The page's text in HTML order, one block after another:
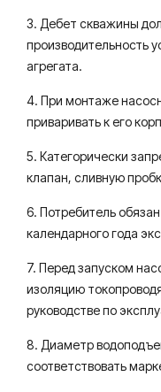
3. Дебет скважины
производительность
агрегата.
4. При монтаже
приваривать к его
5. Категорически
клапан, сливную
6. Потребитель
календарного года
7. Перед запуском
изоляцию
руководстве по
8. Диаметр
соответствовать